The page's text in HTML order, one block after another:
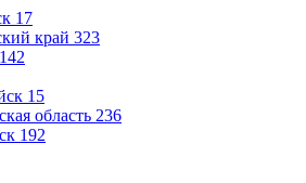
17
край 323
142
15
область 236
192